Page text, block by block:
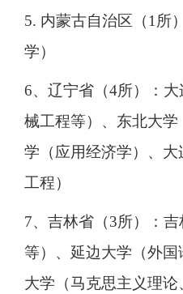
5. 内蒙古自治区（1所
学）
6、辽宁省（4所）：
械工程等）、东北大
学（应用经济学）、
工程）
7、吉林省（3所）：
等）、延边大学（外
大学（马克思主义理